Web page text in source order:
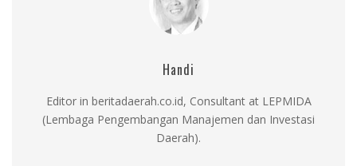
Handi
Editor in beritadaerah.co.id, Consultant at LEPMIDA
(Lembaga Pengembangan Manajemen dan Investasi
Daerah).